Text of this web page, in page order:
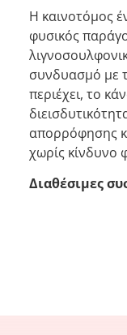
Η καινοτόμος
φυσικός
συνδυασμό με
περιέχει, το
απορρόφησης
χωρίς κίνδυνο
Διαθέσιμες